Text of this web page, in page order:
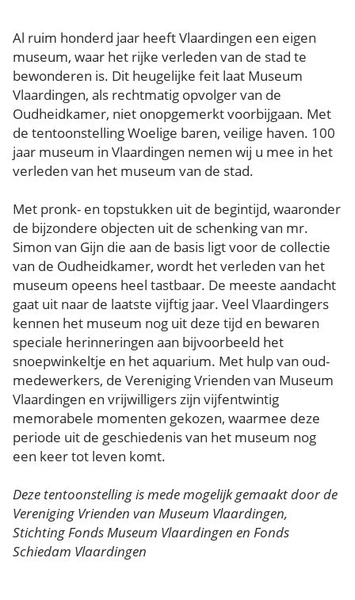
Al ruim honderd jaar heeft Vlaardingen een eigen
museum, waar het rijke verleden van de stad te
bewonderen is. Dit heugelijke feit laat Museum
Vlaardingen, als rechtmatig opvolger van de
Oudheidkamer, niet onopgemerkt voorbijgaan. Met
de tentoonstelling Woelige baren, veilige haven. 100
jaar museum in Vlaardingen nemen wij u mee in het
verleden van het museum van de stad.
Met pronk- en topstukken uit de begintijd, waaronder
de bijzondere objecten uit de schenking van mr.
Simon van Gijn die aan de basis ligt voor de collectie
van de Oudheidkamer, wordt het verleden van het
museum opeens heel tastbaar. De meeste aandacht
gaat uit naar de laatste vijftig jaar. Veel Vlaardingers
kennen het museum nog uit deze tijd en bewaren
speciale herinneringen aan bijvoorbeeld het
snoepwinkeltje en het aquarium. Met hulp van oud-
medewerkers, de Vereniging Vrienden van Museum
Vlaardingen en vrijwilligers zijn vijfentwintig
memorabele momenten gekozen, waarmee deze
periode uit de geschiedenis van het museum nog
een keer tot leven komt.
Deze tentoonstelling is mede mogelijk gemaakt door de
Vereniging Vrienden van Museum Vlaardingen,
Stichting Fonds Museum Vlaardingen en Fonds
Schiedam Vlaardingen